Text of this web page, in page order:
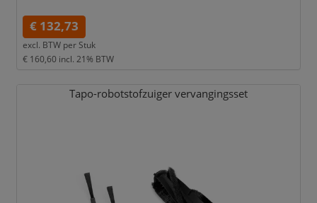
€ 132,73
excl. BTW per Stuk
€ 160,60 incl. 21% BTW
Tapo-robotstofzuiger vervangingsset